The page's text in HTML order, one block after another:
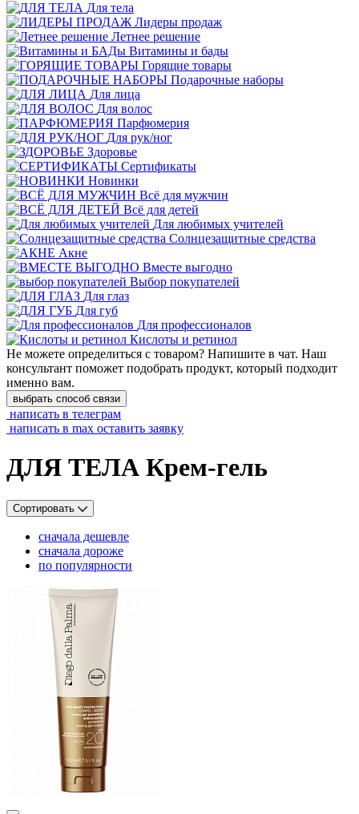
Для тела
Лидеры продаж
Летнее решение
Витамины и бады
Горящие товары
Подарочные наборы
Для лица
Для волос
Парфюмерия
Для рук/ног
Здоровье
Сертификаты
Новинки
Всё для мужчин
Всё для детей
Для любимых учителей
Cолнцезащитные средства
Акне
Вместе выгодно
Выбор покупателей
Для глаз
Для губ
Для профессионалов
Кислоты и ретинол
Не можете определиться с товаром? Напишите в чат. Наш
консультант поможет подобрать продукт, который подходит
именно вам.
выбрать способ связи
написать в телеграм
написать в max оставить заявку
ДЛЯ ТЕЛА Крем-гель
Сортировать
сначала дешевле
сначала дороже
по популярности